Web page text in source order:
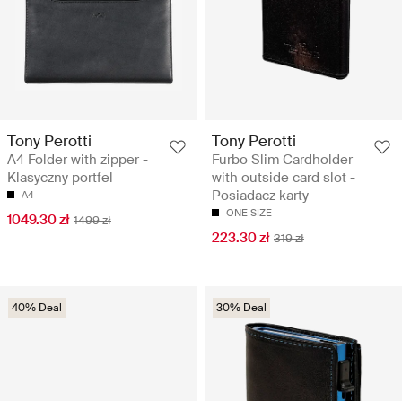
Tony Perotti
A4 Folder with zipper -
Klasyczny portfel
A4
1049.30 zł 1499 zł
Tony Perotti
Furbo Slim Cardholder
with outside card slot -
Posiadacz karty
ONE SIZE
223.30 zł 319 zł
40% Deal 30% Deal